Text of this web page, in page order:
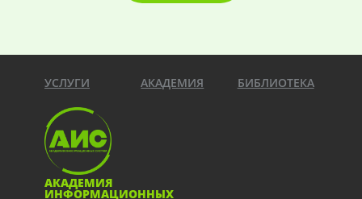
УСЛУГИ АКАДЕМИЯ БИБЛИОТЕКА
АКАДЕМИЯ
ИНФОРМАЦИОННЫХ